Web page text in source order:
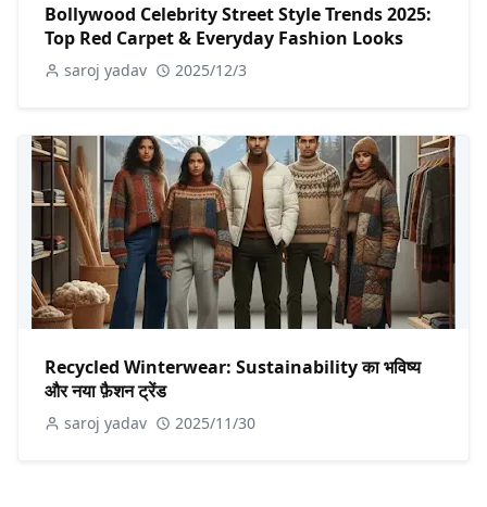
Bollywood Celebrity Street Style Trends 2025:
Top Red Carpet & Everyday Fashion Looks
saroj yadav 2025/12/3
Recycled Winterwear: Sustainability का भविष्य
और नया फ़ैशन ट्रेंड
saroj yadav 2025/11/30